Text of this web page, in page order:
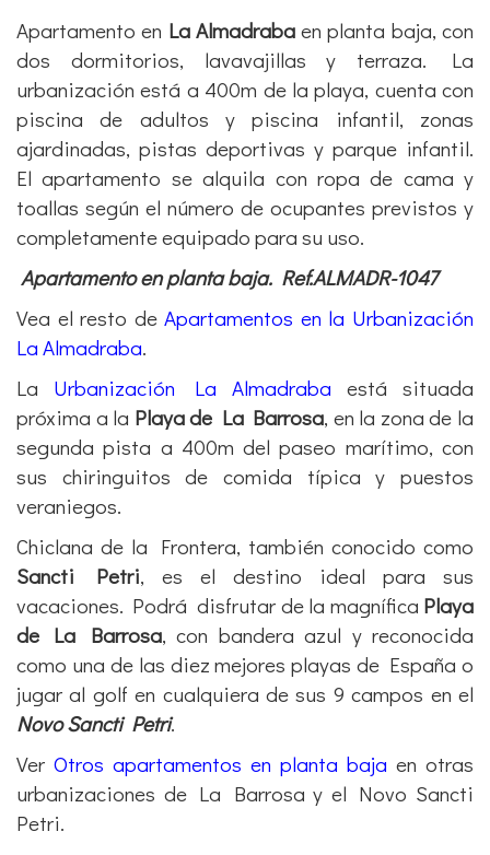
Apartamento en La Almadrabaen planta baja, con
dos dormitorios, lavavajillas y terraza. La
urbanización está a 400m de la playa, cuenta con
piscina de adultos y piscina infantil, zonas
ajardinadas, pistas deportivas y parque infantil.
El apartamento se alquila con ropa de cama y
toallas según el número de ocupantes previstos y
completamente equipado para su uso.
Apartamento en planta baja. Ref.ALMADR-1047
Vea el resto deApartamentos en la Urbanización
La Almadraba.
La
Urbanización La Almadraba está situada
próxima a la Playa de La Barrosa, en la zona de la
segunda pista a 400m del paseo marítimo, con
sus chiringuitos de comida típica y puestos
veraniegos.
Chiclana de la Frontera, también conocido como
Sancti Petri, es el destino ideal para sus
vacaciones. Podrá disfrutar de la magnífica Playa
de La Barrosa, con bandera azul y reconocida
como una de las diez mejores playas de España o
jugar al golf en cualquiera de sus 9 campos en el
Novo Sancti Petri.
Ver Otros apartamentos en planta baja en otras
urbanizaciones de La Barrosa y el Novo Sancti
Petri.